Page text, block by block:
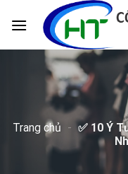
Trang chủ - ✅ 10 Ý